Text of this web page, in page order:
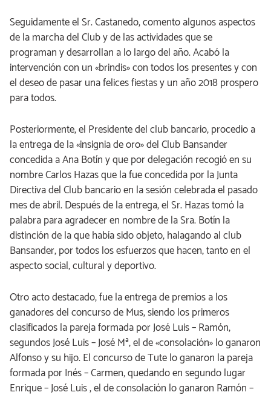
Seguidamente el Sr. Castanedo, comento algunos aspectos
de la marcha del Club y de las actividades que se
programan y desarrollan a lo largo del año. Acabó la
intervención con un «brindis» con todos los presentes y con
el deseo de pasar una felices fiestas y un año 2018 prospero
para todos.
Posteriormente, el Presidente del club bancario, procedio a
la entrega de la «insignia de oro» del Club Bansander
concedida a Ana Botín y que por delegación recogió en su
nombre Carlos Hazas que la fue concedida por la Junta
Directiva del Club bancario en la sesión celebrada el pasado
mes de abril. Después de la entrega, el Sr. Hazas tomó la
palabra para agradecer en nombre de la Sra. Botín la
distinción de la que había sido objeto, halagando al club
Bansander, por todos los esfuerzos que hacen, tanto en el
aspecto social, cultural y deportivo.
Otro acto destacado, fue la entrega de premios a los
ganadores del concurso de Mus, siendo los primeros
clasificados la pareja formada por José Luis – Ramón,
segundos José Luis – José Mª, el de «consolación» lo ganaron
Alfonso y su hijo. El concurso de Tute lo ganaron la pareja
formada por Inés – Carmen, quedando en segundo lugar
Enrique – José Luis , el de consolación lo ganaron Ramón –